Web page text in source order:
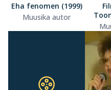
Eha fenomen (1999)
Muusika autor